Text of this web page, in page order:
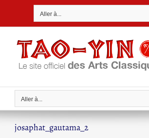
Aller à...
Aller à...
josaphat_gautama_2